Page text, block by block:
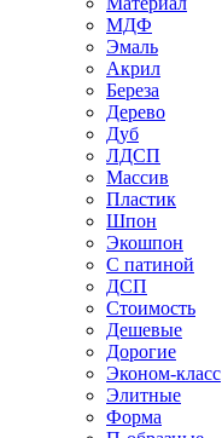
МДФ
Эмаль
Акрил
Береза
Дерево
Дуб
ЛДСП
Массив
Пластик
Шпон
Экошпон
С патиной
ДСП
Стоимость
Дешевые
Дорогие
Эконом-класс
Элитные
Форма